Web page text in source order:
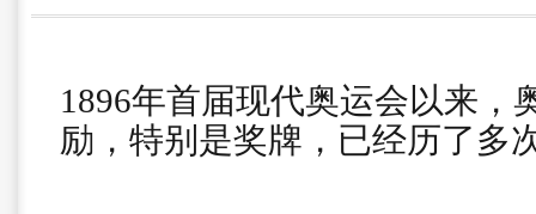
1896年首届现代奥运会以来，
励，特别是奖牌，已经历了多